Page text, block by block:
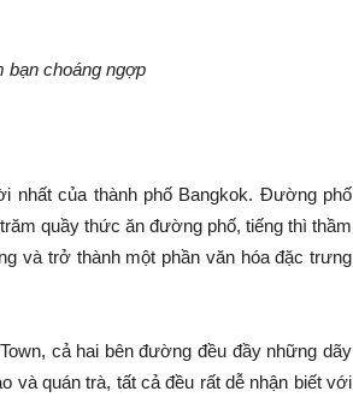
bạn choáng ngợp
nhất của thành phố Bangkok. Đường phố
quầy thức ăn đường phố, tiếng thì thầm
và trở thành một phần văn hóa đặc trưng
cả hai bên đường đều đầy những dãy
và quán trà, tất cả đều rất dễ nhận biết với